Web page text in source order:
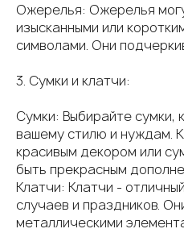
Ожерелья: Ожерелья
изысканными или
символами. Они
3. Сумки и клатчи:
Сумки: Выбирайте сумки,
вашему стилю и нуждам.
красивым декором или
быть прекрасным
Клатчи: Клатчи -
случаев и праздников.
металлическими